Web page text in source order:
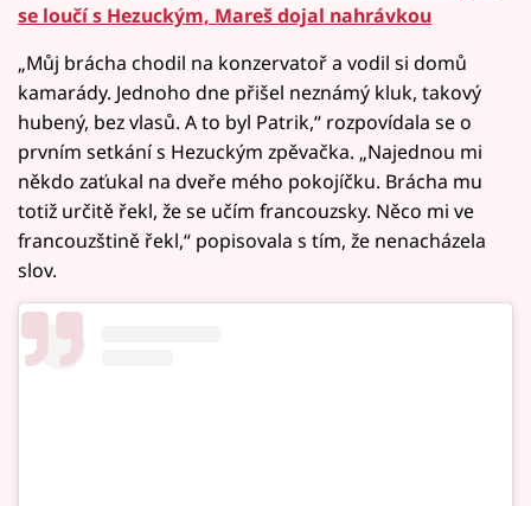
se loučí s Hezuckým, Mareš dojal nahrávkou
„Můj brácha chodil na konzervatoř a vodil si domů
kamarády. Jednoho dne přišel neznámý kluk, takový
hubený, bez vlasů. A to byl Patrik,“ rozpovídala se o
prvním setkání s Hezuckým zpěvačka. „Najednou mi
někdo zaťukal na dveře mého pokojíčku. Brácha mu
totiž určitě řekl, že se učím francouzsky. Něco mi ve
francouzštině řekl,“ popisovala s tím, že nenacházela
slov.